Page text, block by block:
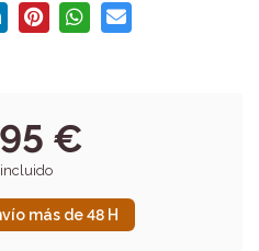
€
incluido
más de 48 H